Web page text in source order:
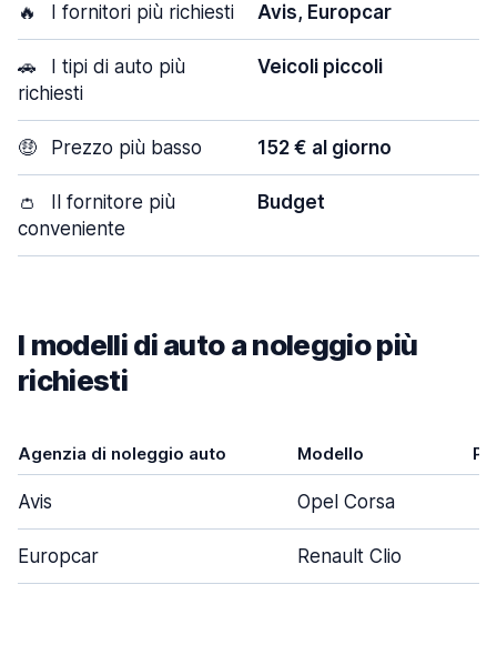
🔥 I fornitori più richiesti Avis, Europcar
🚗
I tipi di auto più
richiesti
Veicoli piccoli
🤑 Prezzo più basso 152 € al giorno
👛
Il fornitore più
conveniente
Budget
I modelli di auto a noleggio più
richiesti
Agenzia di noleggio auto Modello
Avis Opel Corsa
Europcar Renault Clio